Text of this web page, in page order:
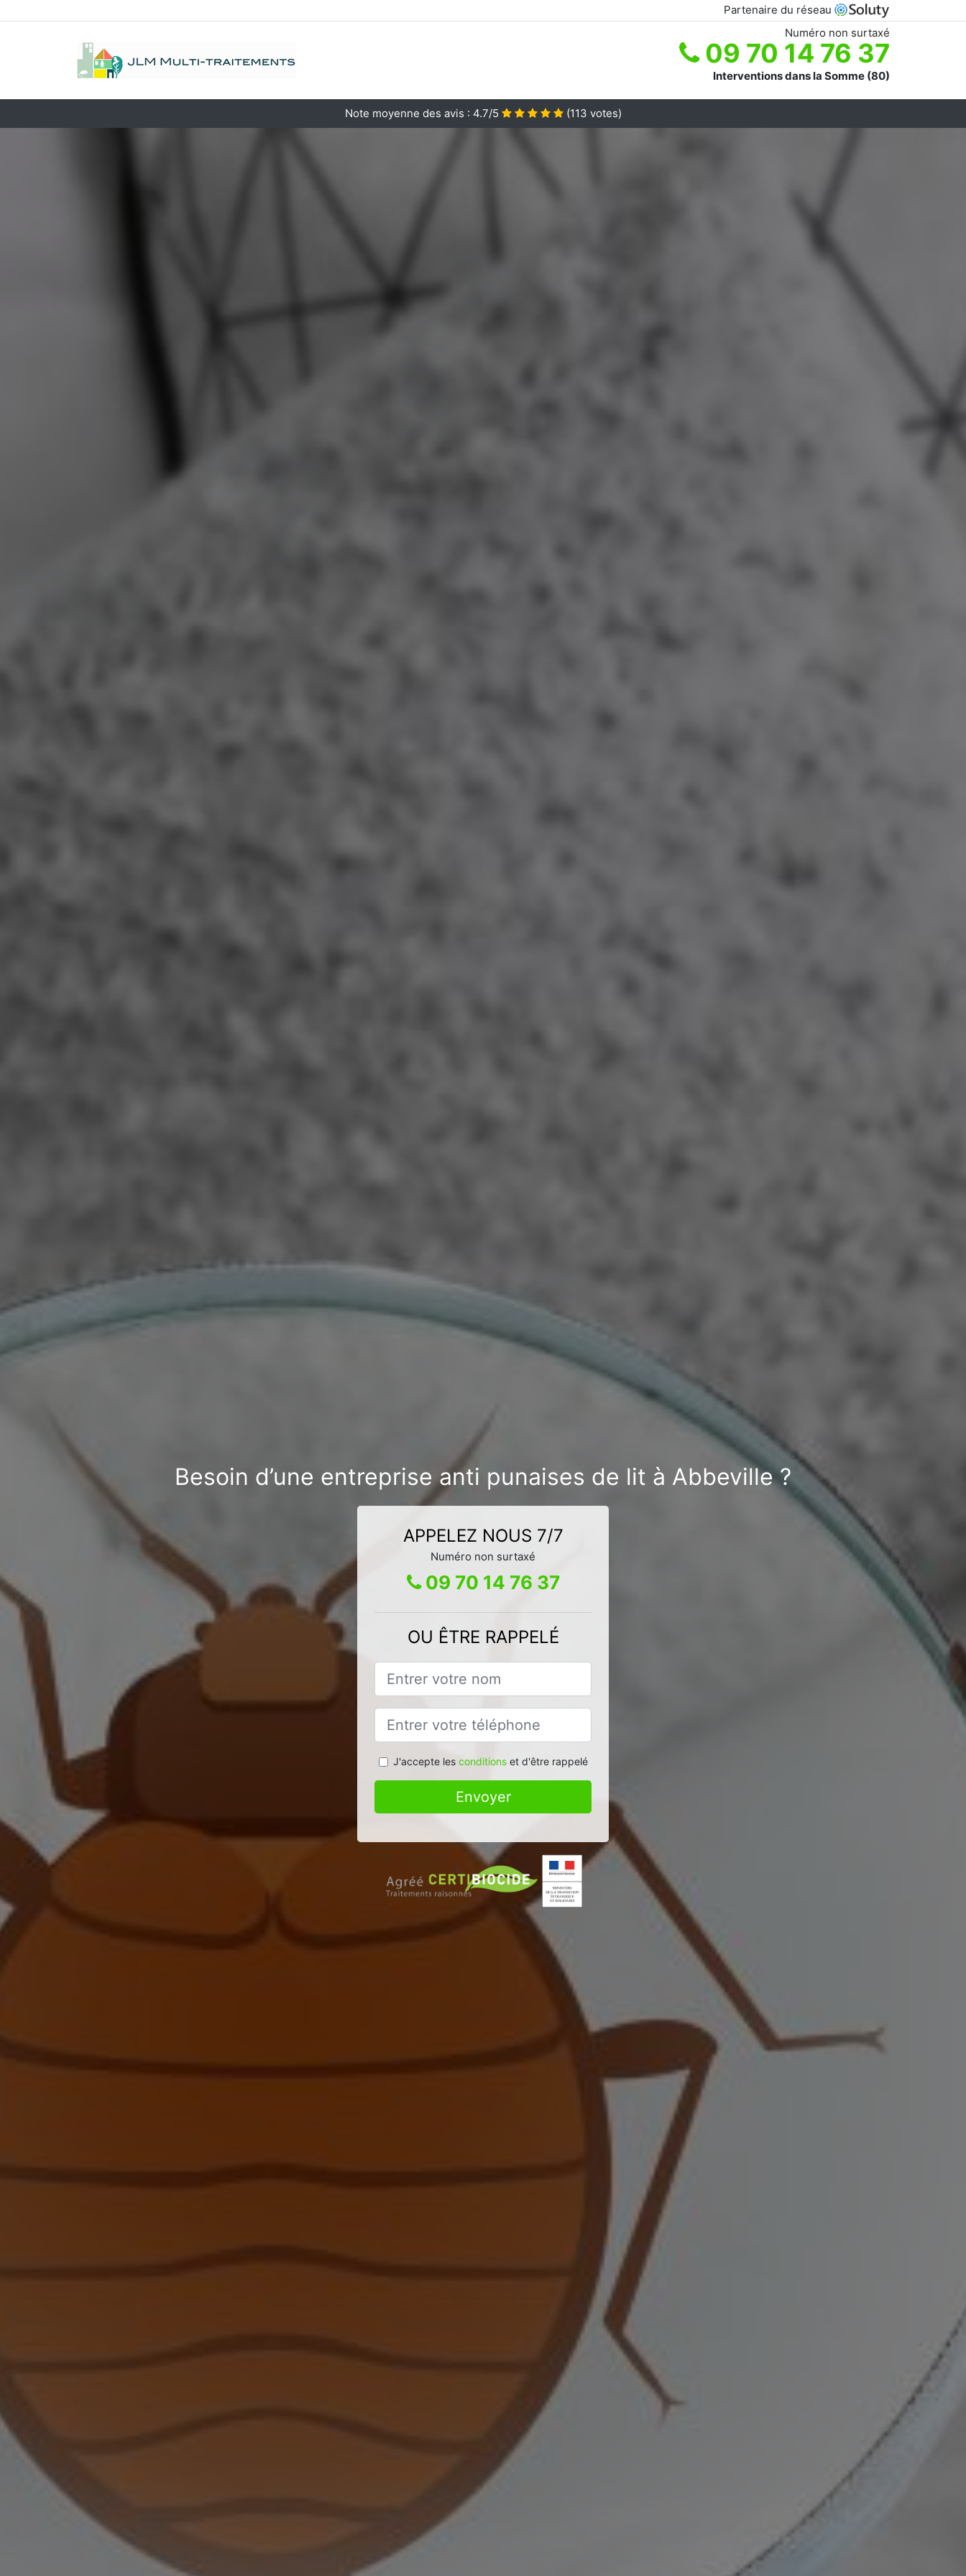
Partenaire du réseau
Numéro non surtaxé
09 70 14 76 37
Interventions dans la Somme (80)
Note moyenne des avis : 4.7/5 (113 votes)
Besoin d’une entreprise anti punaises de lit à Abbeville ?
APPELEZ NOUS 7/7
Numéro non surtaxé
09 70 14 76 37
OU ÊTRE RAPPELÉ
J'accepte les conditionset d'être rappelé
Envoyer